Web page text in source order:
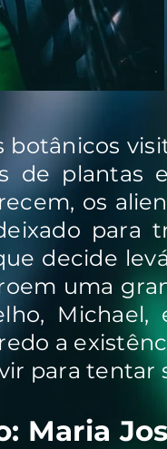
botânicos
de plantas
os
para
decide
uma
a
para
Maria